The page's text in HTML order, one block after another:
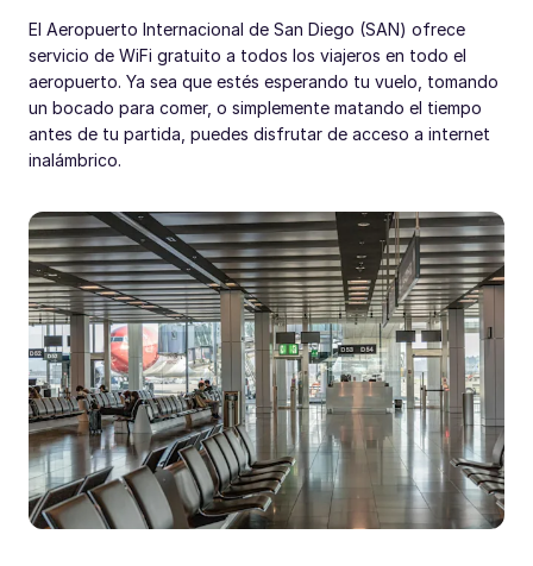
El Aeropuerto Internacional de San Diego (SAN) ofrece
servicio de WiFi gratuito a todos los viajeros en todo el
aeropuerto. Ya sea que estés esperando tu vuelo, tomando
un bocado para comer, o simplemente matando el tiempo
antes de tu partida, puedes disfrutar de acceso a internet
inalámbrico.